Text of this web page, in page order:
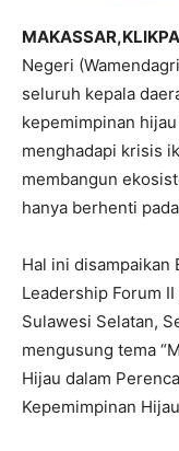
Negeri
seluruh kepala
kepemimpinan
menghadapi krisis
membangun
hanya berhenti
Hal ini disampaikan
Leadership Forum
Sulawesi Selatan,
mengusung tema
Hijau dalam
Kepemimpinan